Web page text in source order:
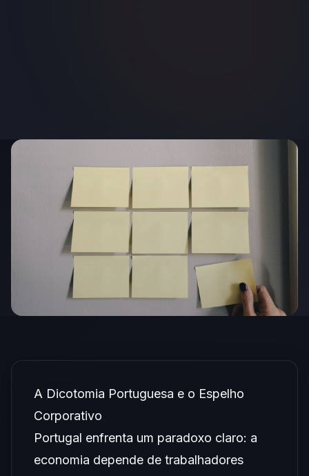
A Dicotomia Portuguesa e o Espelho
Corporativo
Portugal enfrenta um paradoxo claro: a
economia depende de trabalhadores